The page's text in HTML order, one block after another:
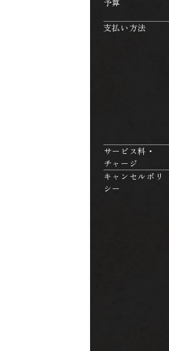
支払い方法
サービス料・
チャージ
キャンセルポリ
シー